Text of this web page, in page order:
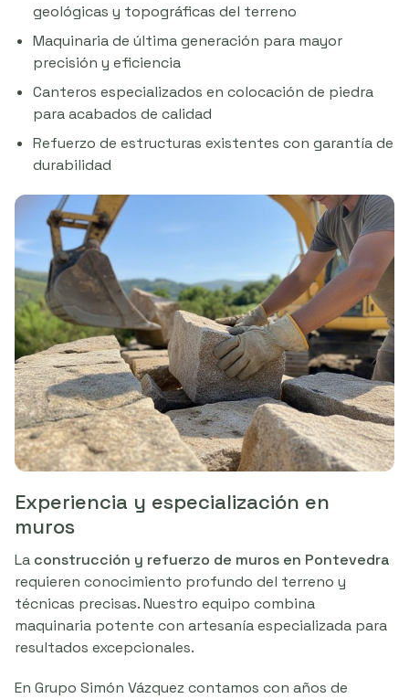
geológicas y topográficas del terreno
Maquinaria de última generación para mayor
precisión y eficiencia
Canteros especializados en colocación de piedra
para acabados de calidad
Refuerzo de estructuras existentes con garantía de
durabilidad
Experiencia y especialización en
muros
La construcción y refuerzo de muros en Pontevedra
requieren conocimiento profundo del terreno y
técnicas precisas. Nuestro equipo combina
maquinaria potente con artesanía especializada para
resultados excepcionales.
En Grupo Simón Vázquez contamos con años de